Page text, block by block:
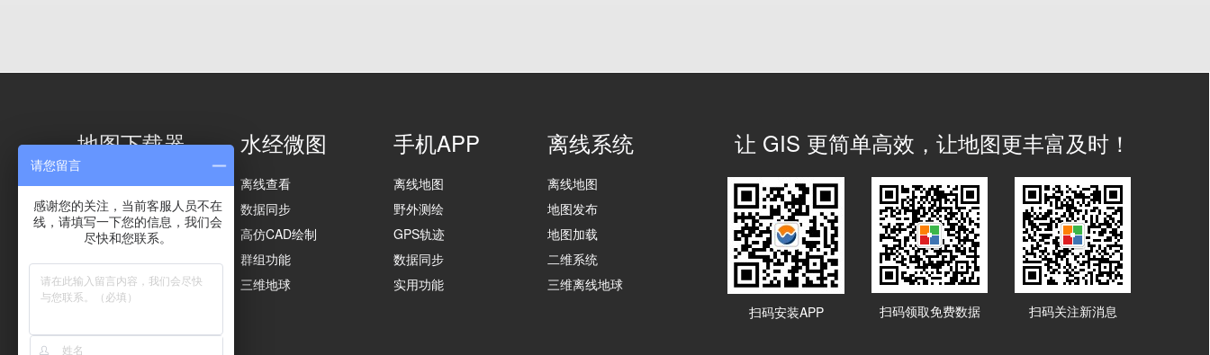
地图下载器
影像下载
矢量下载
高程下载
矢量导入
影像导出
水经微图
离线查看
数据同步
高仿CAD绘制
群组功能
三维地球
手机APP
离线地图
野外测绘
GPS轨迹
数据同步
实用功能
离线系统
离线地图
地图发布
地图加载
二维系统
三维离线地球
让 GIS 更简单高效，让地图更丰富及时！
扫码关注新消息
扫码领取免费数据
扫码安装APP
请您留言
感谢您的关注，当前客服人员不在
线，请填写一下您的信息，我们会
尽快和您联系。